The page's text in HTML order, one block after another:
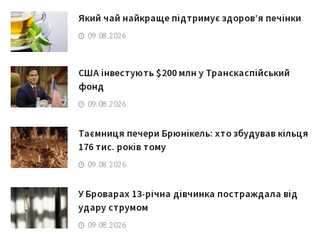
Який чай найкраще підтримує здоров’я печінки
09.08.2026
США інвестують $200 млн у Транскаспійський
фонд
09.08.2026
Таємниця печери Брюнікель: хто збудував кільця
176 тис. років тому
09.08.2026
У Броварах 13-річна дівчинка постраждала від
удару струмом
09.08.2026